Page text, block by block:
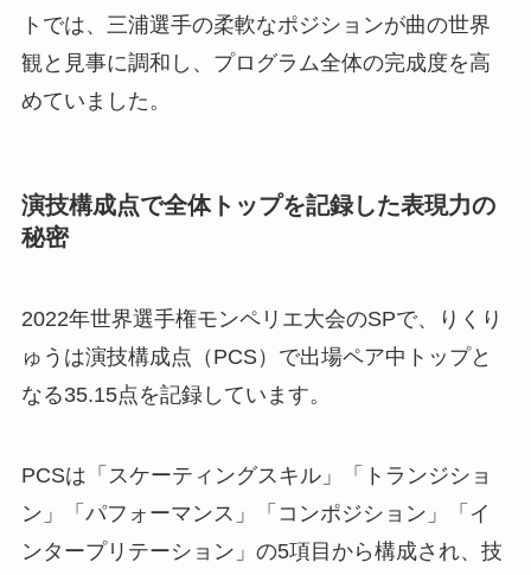
トでは、三浦選手の柔軟なポジションが曲の世界
観と見事に調和し、プログラム全体の完成度を高
めていました。
演技構成点で全体トップを記録した表現力の
秘密
2022年世界選手権モンペリエ大会のSPで、りくり
ゅうは演技構成点（PCS）で出場ペア中トップと
なる35.15点を記録しています。
PCSは「スケーティングスキル」「トランジショ
ン」「パフォーマンス」「コンポジション」「イ
ンタープリテーション」の5項目から構成され、技